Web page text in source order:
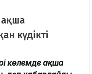
ақша
күдікті
көлемде ақша